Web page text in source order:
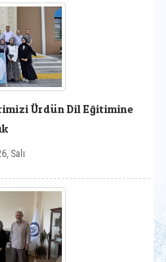
Ürdün Dil Eğitimine
Salı